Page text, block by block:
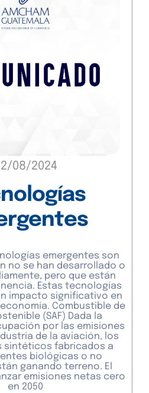
08/2024
emergentes son
no se han desarrollado o
pero que están
Estas tecnologías
impacto significativo en
Combustible de
(SAF) Dada la
por las emisiones
de la aviación, los
sintéticos fabricados a
biológicas o no
ganando terreno. El
emisiones netas cero
en 2050